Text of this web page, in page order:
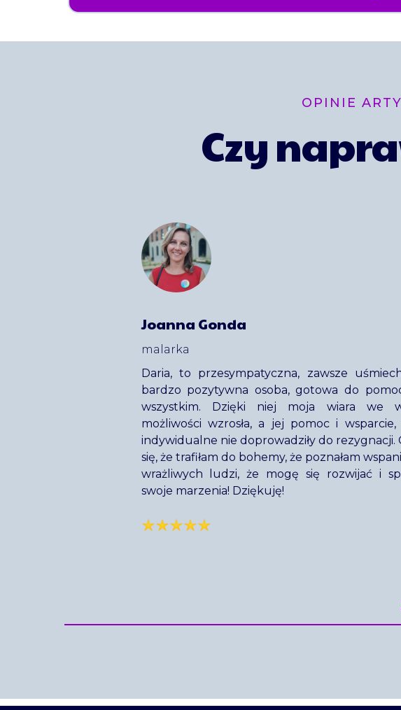
OPINIE
Czy
Joanna Gonda
malarka
Daria, to przesympatyczna, zawsze
bardzo pozytywna osoba, gotowa do
wszystkim. Dzięki niej moja wiara we
możliwości wzrosła, a jej pomoc i wsparcie,
indywidualne nie doprowadziły do rezygnacji.
się, że trafiłam do bohemy, że poznałam
wrażliwych ludzi, że mogę się rozwijać i
swoje marzenia! Dziękuję!